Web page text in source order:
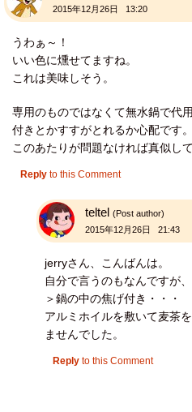
2015年12月26日 13:20
うわぁ～！
いい色に燻せてますね。
これは美味しそう。
専用のものではなくて無水鍋で代
付きとかすすがとれるか心配です。
このあたりが問題なければ真似し
Reply to this Comment
teltel (Post author)
2015年12月26日 21:43
jerryさん、こんばんは。
自分で言うのもなんですが
＞鍋の中の焦げ付き・・・
アルミホイルを敷いて麦茶
ませんでした。
Reply to this Comment